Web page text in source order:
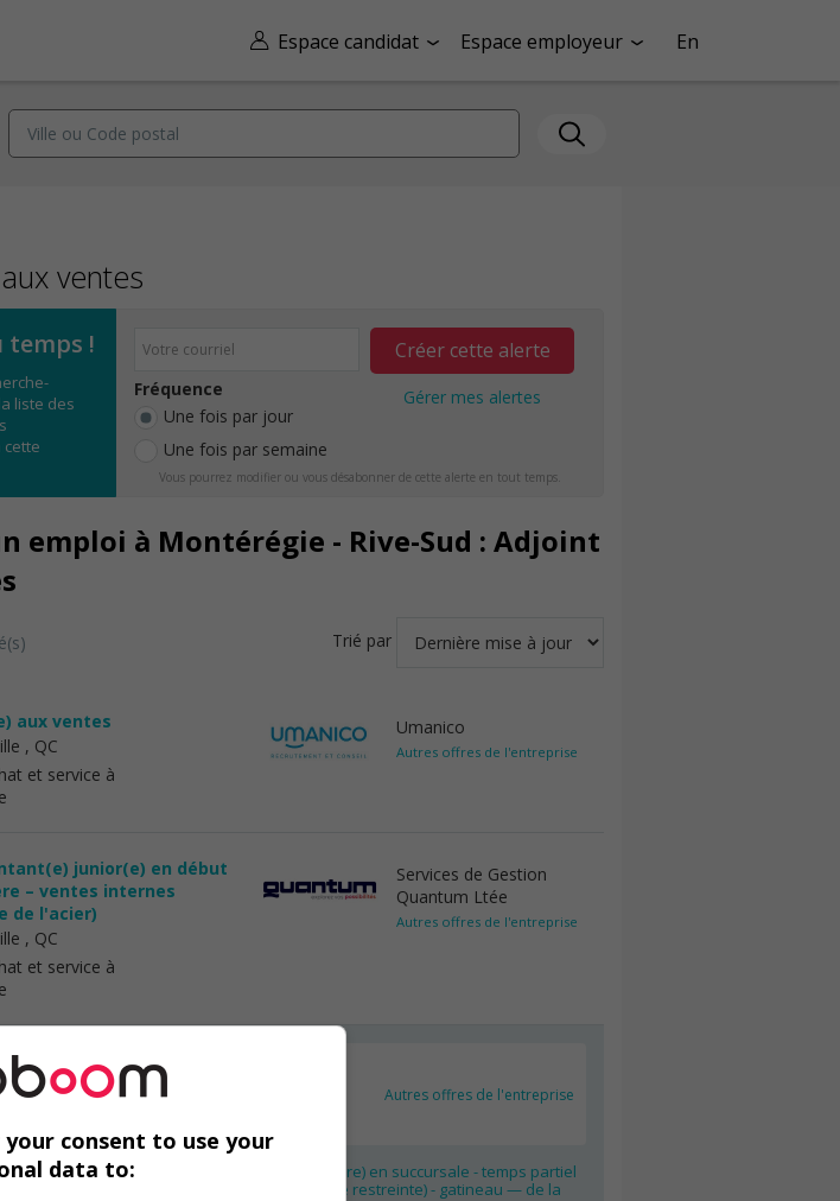
Espace candidat Espace employeur En
ventes
temps !
liste des
Fréquence
Une fois par jour
Une fois par semaine
Créer cette alerte
Gérer mes alertes
Vous pourrez modifier ou vous désabonner de cette alerte en tout temps.
emploi à Montérégie - Rive-Sud : Adjoint
Trié par
aux ventes
, QC
et service à
Umanico
Autres offres de l'entreprise
junior(e) en début
– ventes internes
de l'acier)
, QC
et service à
Services de Gestion
Quantum Ltée
Autres offres de l'entreprise
VENTE, ACHAT ET SERVICE À LA CLIENTÈLE
EST PRÉSENTÉ PAR
Société Québécoise Du Cannabis
Autres offres de l'entreprise
succursale - temps partiel (
- delson (2)
Conseiller (ère) en succursale - temps partiel
(disponibilité restreinte) - gatineau — de la
your consent to use your
data to: